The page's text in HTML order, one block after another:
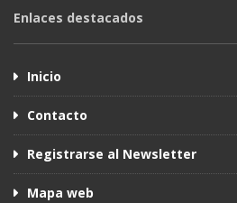
Enlaces destacados
Inicio
Contacto
Registrarse al Newsletter
Mapa web